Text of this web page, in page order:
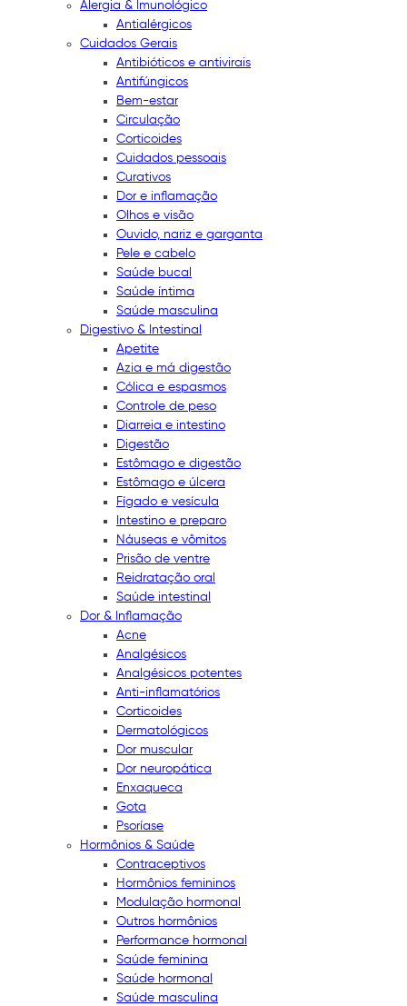
Alergia & Imunológico
Antialérgicos
Cuidados Gerais
Antibióticos e antivirais
Antifúngicos
Bem-estar
Circulação
Corticoides
Cuidados pessoais
Curativos
Dor e inflamação
Olhos e visão
Ouvido, nariz e garganta
Pele e cabelo
Saúde bucal
Saúde íntima
Saúde masculina
Digestivo & Intestinal
Apetite
Azia e má digestão
Cólica e espasmos
Controle de peso
Diarreia e intestino
Digestão
Estômago e digestão
Estômago e úlcera
Fígado e vesícula
Intestino e preparo
Náuseas e vômitos
Prisão de ventre
Reidratação oral
Saúde intestinal
Dor & Inflamação
Acne
Analgésicos
Analgésicos potentes
Anti-inflamatórios
Corticoides
Dermatológicos
Dor muscular
Dor neuropática
Enxaqueca
Gota
Psoríase
Hormônios & Saúde
Contraceptivos
Hormônios femininos
Modulação hormonal
Outros hormônios
Performance hormonal
Saúde feminina
Saúde hormonal
Saúde masculina